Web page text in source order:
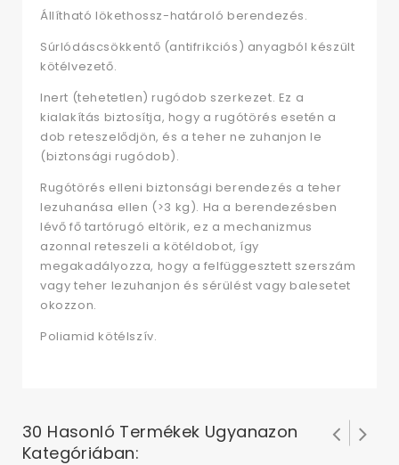
Állítható lökethossz-határoló berendezés.
Súrlódáscsökkentő (antifrikciós) anyagból készült
kötélvezető.
Inert (tehetetlen) rugódob szerkezet. Ez a
kialakítás biztosítja, hogy a rugótörés esetén a
dob reteszelődjön, és a teher ne zuhanjon le
(biztonsági rugódob).
Rugótörés elleni biztonsági berendezés a teher
lezuhanása ellen (>3 kg). Ha a berendezésben
lévő fő tartórugó eltörik, ez a mechanizmus
azonnal reteszeli a kötéldobot, így
megakadályozza, hogy a felfüggesztett szerszám
vagy teher lezuhanjon és sérülést vagy balesetet
okozzon.
Poliamid kötélszív.
30 Hasonló Termékek Ugyanazon
Kategóriában: